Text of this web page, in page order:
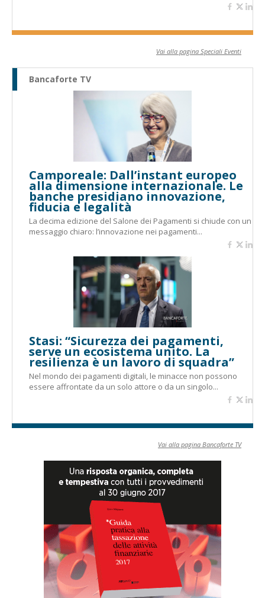
Vai alla pagina Speciali Eventi
Bancaforte TV
Camporeale: Dall’instant europeo
alla dimensione internazionale. Le
banche presidiano innovazione,
fiducia e legalità
La decima edizione del Salone dei Pagamenti si chiude con un
messaggio chiaro: l’innovazione nei pagamenti...
Stasi: “Sicurezza dei pagamenti,
serve un ecosistema unito. La
resilienza è un lavoro di squadra”
Nel mondo dei pagamenti digitali, le minacce non possono
essere affrontate da un solo attore o da un singolo...
Vai alla pagina Bancaforte TV